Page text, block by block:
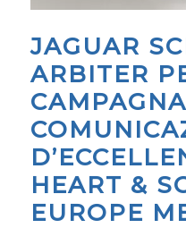
JAGUAR
ARBITER
HEART &
EUROPE